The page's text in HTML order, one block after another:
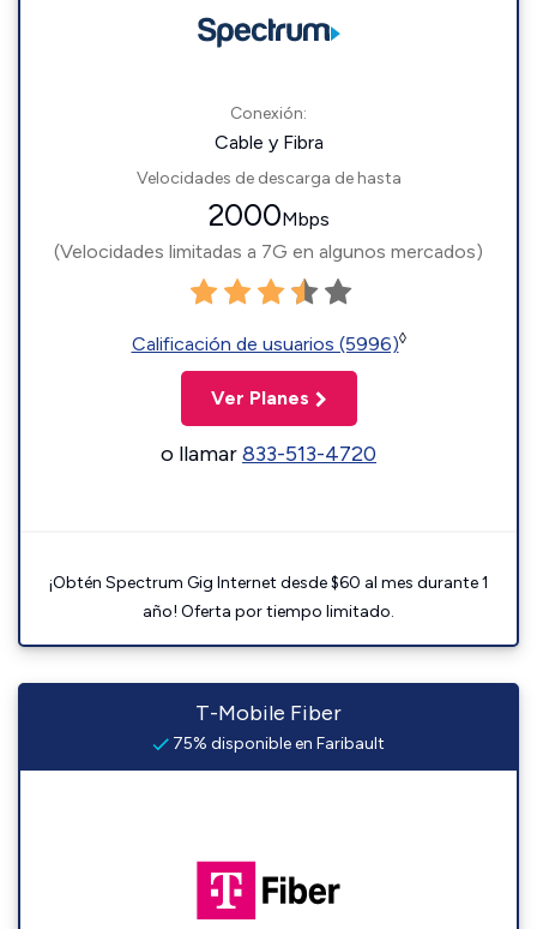
Conexión:
Cable y Fibra
Velocidades de descarga de hasta
2000Mbps
(Velocidades limitadas a 7G en algunos mercados)
Calificación de usuarios (5996)◊
Ver Planes
o llamar833-513-4720
¡Obtén Spectrum Gig Internet desde $60 al mes durante 1
año! Oferta por tiempo limitado.
T-Mobile Fiber
75% disponible en Faribault